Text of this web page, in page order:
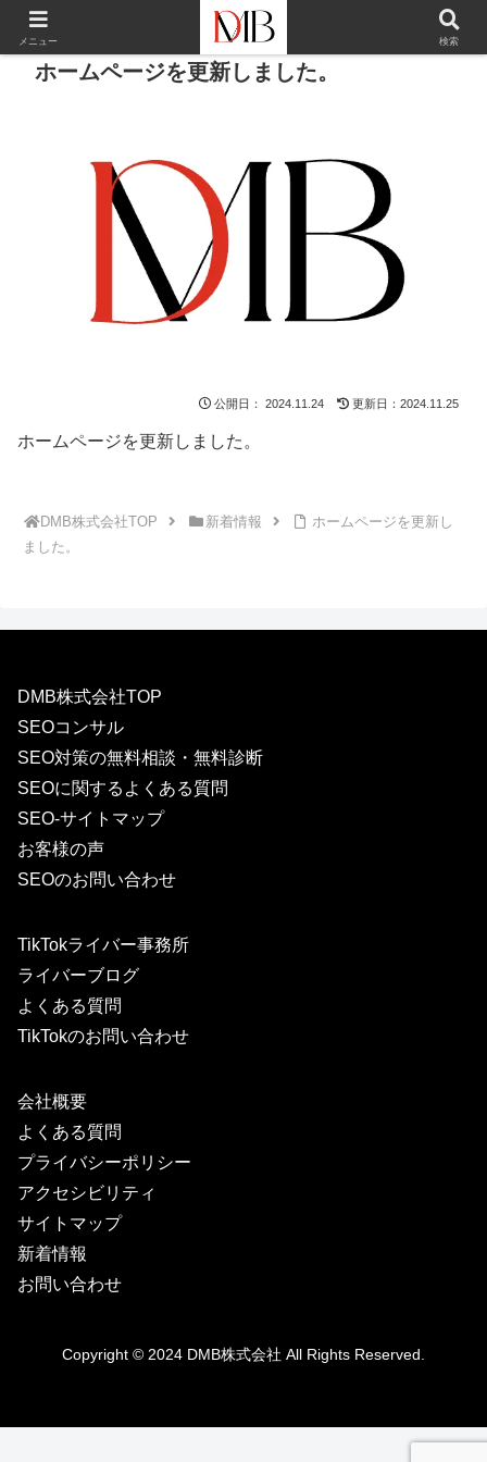
ホームページを更新しました。
公開日： 2024.11.24 更新日：2024.11.25
ホームページを更新しました。
DMB株式会社TOP 新着情報
ホームページを更新し
ました。
DMB株式会社TOP
SEOコンサル
SEO対策の無料相談・無料診断
SEOに関するよくある質問
SEO-サイトマップ
お客様の声
SEOのお問い合わせ
TikTokライバー事務所
ライバーブログ
よくある質問
TikTokのお問い合わせ
会社概要
よくある質問
プライバシーポリシー
アクセシビリティ
サイトマップ
新着情報
お問い合わせ
Copyright © 2024 DMB株式会社 All Rights Reserved.
メニュー 検索